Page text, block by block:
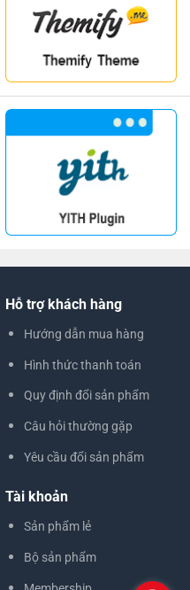
Hỗ trợ khách hàng
Hướng dẫn mua hàng
Hình thức thanh toán
Quy định đổi sản phẩm
Câu hỏi thường gặp
Yêu cầu đổi sản phẩm
Tài khoản
Sản phẩm lẻ
Bộ sản phẩm